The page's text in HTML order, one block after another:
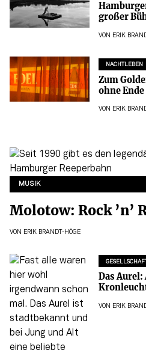
großer
VON ERIK
NACHTLEBEN
Zum
ohne Ende
VON ERIK
MUSIK
Molotow: Rock ’n’
VON ERIK BRANDT-HÖGE
Das
VON ERIK